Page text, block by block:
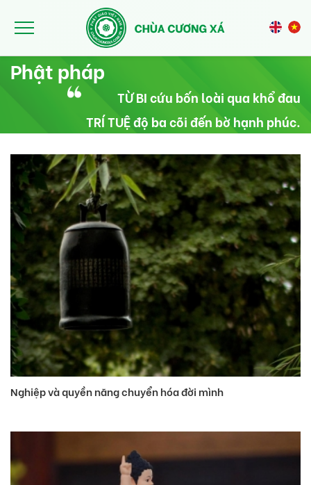
Phật pháp
TỪ BI cứu bốn loài qua khổ đau
TRÍ TUỆ độ ba cõi đến bờ hạnh phúc.
Nghiệp và quyền năng chuyển hóa đời mình